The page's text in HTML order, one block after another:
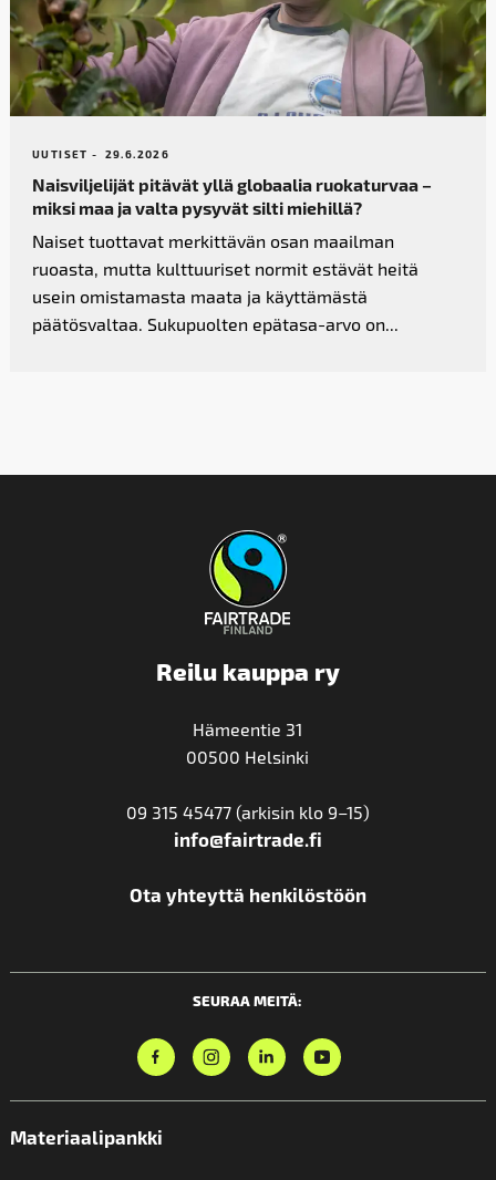
UUTISET - 29.6.2026
Naisviljelijät pitävät yllä globaalia ruokaturvaa –
miksi maa ja valta pysyvät silti miehillä?
Naiset tuottavat merkittävän osan maailman
ruoasta, mutta kulttuuriset normit estävät heitä
usein omistamasta maata ja käyttämästä
päätösvaltaa. Sukupuolten epätasa-arvo on...
Reilu kauppa ry
Hämeentie 31
00500 Helsinki
09 315 45477 (arkisin klo 9–15)
info@fairtrade.fi
Ota yhteyttä henkilöstöön
SEURAA MEITÄ:
Materiaalipankki